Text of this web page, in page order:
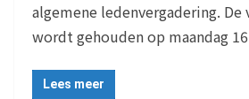
algemene ledenvergadering. De
wordt gehouden op maandag
Lees meer